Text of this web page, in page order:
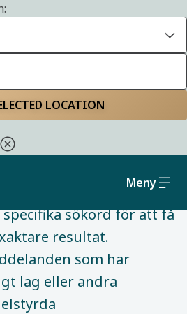
LOCATION
Meny
på
förvalda kategorierna
sökord för att få
resultat.
som har
lag eller andra